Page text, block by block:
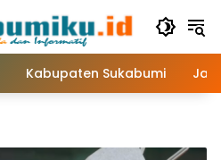
Kabupaten Sukabumi